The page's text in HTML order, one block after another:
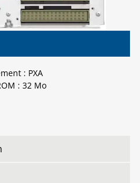
: PXA
: 32 Mo